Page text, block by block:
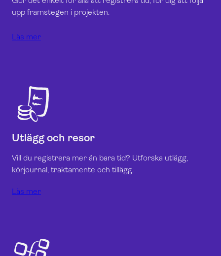
upp framstegen i projekten.
Läs mer
Utlägg och resor
Vill du registrera mer än bara tid? Utforska utlägg,
körjournal, traktamente och tillägg.
Läs mer